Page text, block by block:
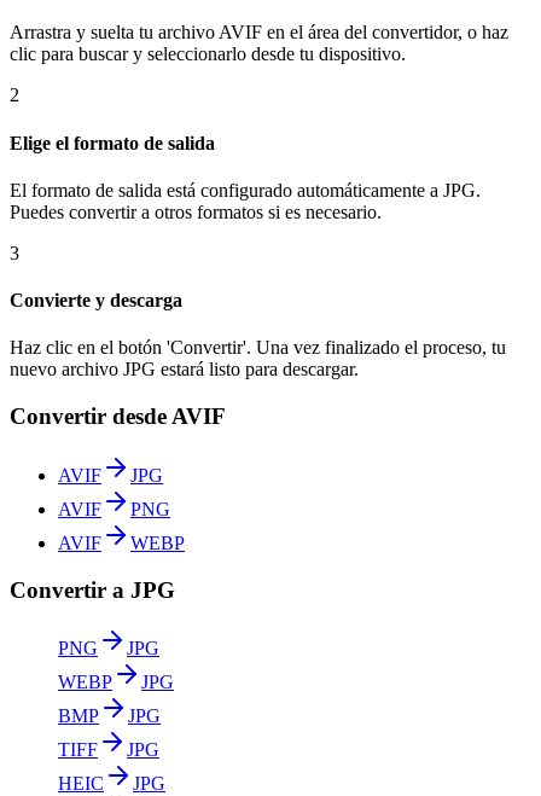
Arrastra y suelta tu archivo AVIF en el área del convertidor, o haz
clic para buscar y seleccionarlo desde tu dispositivo.
2
Elige el formato de salida
El formato de salida está configurado automáticamente a JPG.
Puedes convertir a otros formatos si es necesario.
3
Convierte y descarga
Haz clic en el botón 'Convertir'. Una vez finalizado el proceso, tu
nuevo archivo JPG estará listo para descargar.
Convertir desde AVIF
AVIF
JPG
AVIF
PNG
AVIF
WEBP
Convertir a JPG
PNG
JPG
WEBP
JPG
BMP
JPG
TIFF
JPG
HEIC
JPG